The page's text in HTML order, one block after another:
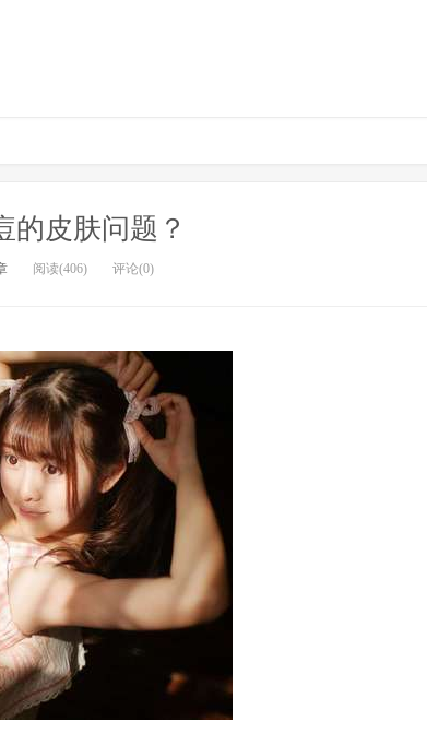
的皮肤问题？
阅读(406) 评论(0)